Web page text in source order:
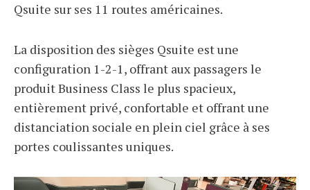
Qsuite sur ses 11 routes américaines.
La disposition des sièges Qsuite est une
configuration 1-2-1, offrant aux passagers le
produit Business Class le plus spacieux,
entièrement privé, confortable et offrant une
distanciation sociale en plein ciel grâce à ses
portes coulissantes uniques.